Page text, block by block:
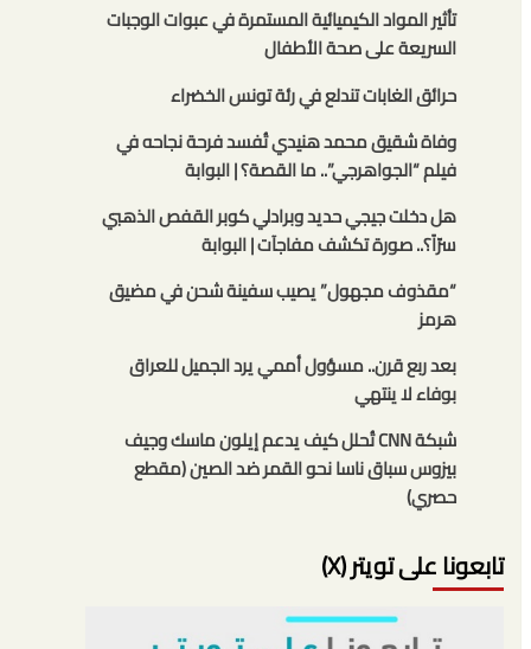
تأثير المواد الكيميائية المستمرة في عبوات الوجبات
السريعة على صحة الأطفال
حرائق الغابات تندلع في رئة تونس الخضراء
وفاة شقيق محمد هنيدي تُفسد فرحة نجاحه في
فيلم “الجواهرجي”.. ما القصة؟ | البوابة
هل دخلت جيجي حديد وبرادلي كوبر القفص الذهبي
سرّاً؟.. صورة تكشف مفاجآت | البوابة
“مقذوف مجهول” يصيب سفينة شحن في مضيق
هرمز
بعد ربع قرن.. مسؤول أممي يرد الجميل للعراق
بوفاء لا ينتهي
شبكة CNN تُحلل كيف يدعم إيلون ماسك وجيف
بيزوس سباق ناسا نحو القمر ضد الصين (مقطع
حصري)
تابعونا على تويتر (X)